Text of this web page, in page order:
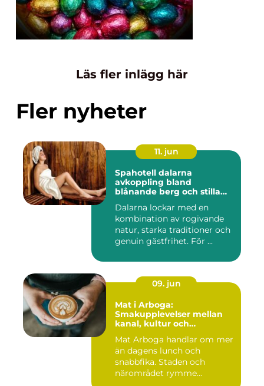
Läs fler inlägg här
Fler nyheter
11. jun
Spahotell dalarna
avkoppling bland
blånande berg och stilla
Dalarna lockar med en
kombination av rogivande
natur, starka traditioner och
genuin gästfrihet. För ...
09. jun
Mat i Arboga:
Smakupplevelser mellan
kanal, kultur och
Mat Arboga handlar om mer
än dagens lunch och
snabbfika. Staden och
närområdet rymme...